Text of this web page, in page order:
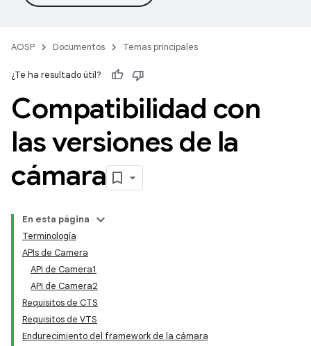
AOSP Documentos Temas principales
¿Te ha resultado útil?
Compatibilidad con
las versiones de la
cámara
En esta página
Terminología
APIs de Camera
API de Camera1
API de Camera2
Requisitos de CTS
Requisitos de VTS
Endurecimiento del framework de la cámara